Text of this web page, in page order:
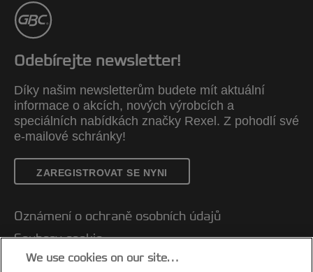
Odebírejte newsletter!
Díky našim newsletterům budete mít aktuální
informace o akcích, nových výrobcích a
speciálních nabídkách značky Rexel. Z pohodlí své
e-mailové schránky!
ZAREGISTROVAT SE NYNI
Oznámení o ochraně osobních údajů
Soubory cookie
Právní upozornění
We use cookies on our site…